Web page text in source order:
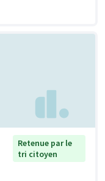
Retenue par le
tri citoyen